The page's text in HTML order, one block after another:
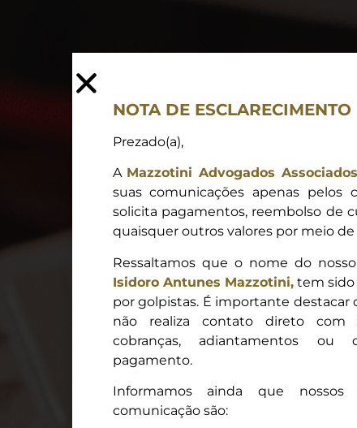
NOTA DE ESCLARECIMENTO
Prezado(a),
A Mazzotini Advogados Associados
suas comunicações apenas pelos
solicita pagamentos, reembolso de
quaisquer outros valores por meio
Ressaltamos que o nome do
Isidoro Antunes Mazzotini,tem sido
por golpistas. É importante destacar
não realiza contato direto com
cobranças, adiantamentos
pagamento.
Informamos ainda que nossos
comunicação são: